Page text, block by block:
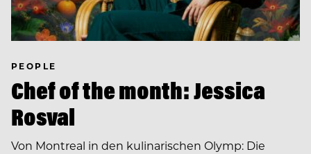
PEOPLE
Chef of the month: Jessica
Rosval
Von Montreal in den kulinarischen Olymp: Die